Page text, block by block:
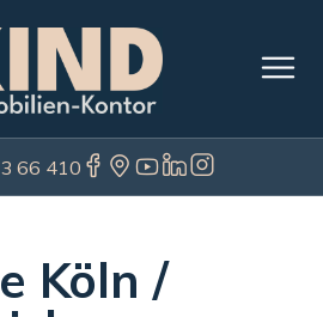
66 410
Köln /